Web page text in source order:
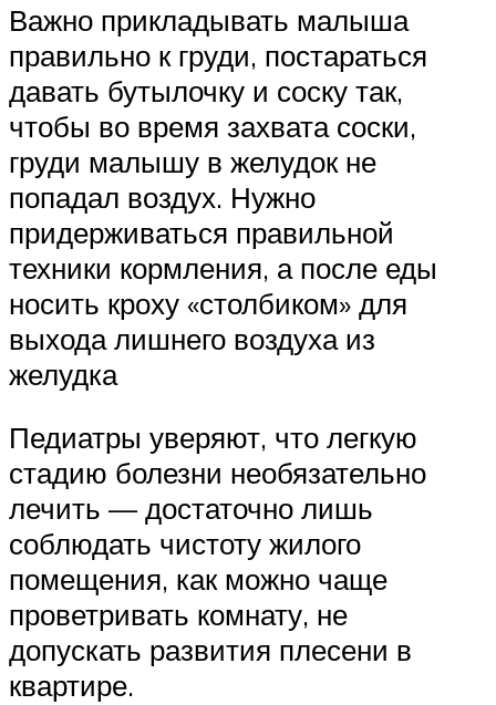
Важно прикладывать малыша
правильно к груди, постараться
давать бутылочку и соску так,
чтобы во время захвата соски,
груди малышу в желудок не
попадал воздух. Нужно
придерживаться правильной
техники кормления, а после еды
носить кроху «столбиком» для
выхода лишнего воздуха из
желудка
Педиатры уверяют, что легкую
стадию болезни необязательно
лечить — достаточно лишь
соблюдать чистоту жилого
помещения, как можно чаще
проветривать комнату, не
допускать развития плесени в
квартире.